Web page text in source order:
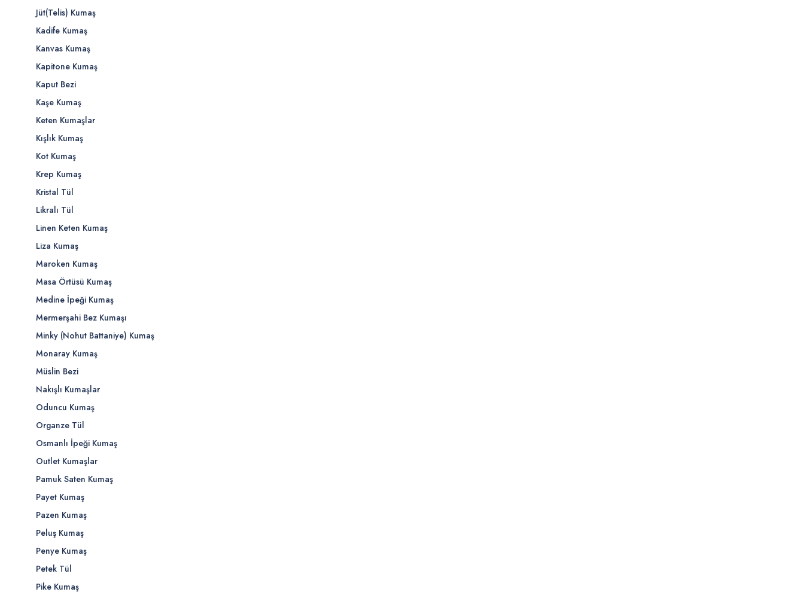
Jüt(Telis) Kumaş
Kadife Kumaş
Kanvas Kumaş
Kapitone Kumaş
Kaput Bezi
Kaşe Kumaş
Keten Kumaşlar
Kışlık Kumaş
Kot Kumaş
Krep Kumaş
Kristal Tül
Likralı Tül
Linen Keten Kumaş
Liza Kumaş
Maroken Kumaş
Masa Örtüsü Kumaş
Medine İpeği Kumaş
Mermerşahi Bez Kumaşı
Minky (Nohut Battaniye) Kumaş
Monaray Kumaş
Müslin Bezi
Nakışlı Kumaşlar
Oduncu Kumaş
Organze Tül
Osmanlı İpeği Kumaş
Outlet Kumaşlar
Pamuk Saten Kumaş
Payet Kumaş
Pazen Kumaş
Peluş Kumaş
Penye Kumaş
Petek Tül
Pike Kumaş